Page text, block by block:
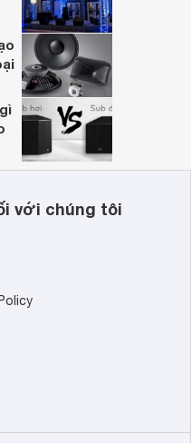
với chúng tôi